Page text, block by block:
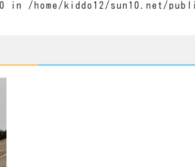
0 in /home/kiddo12/sun10.net/